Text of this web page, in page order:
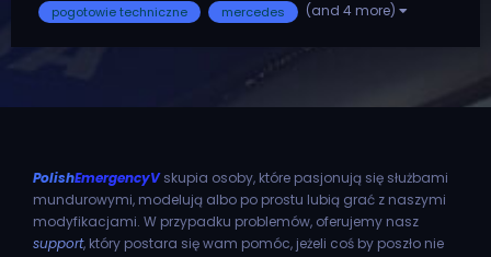
pogotowie techniczne mercedes (and 4 more)
PolishEmergencyVskupia osoby, które pasjonują się służbami
mundurowymi, modelują albo po prostu lubią grać z naszymi
modyfikacjami. W przypadku problemów, oferujemy nasz
support, który postara się wam pomóc, jeżeli coś by poszło nie